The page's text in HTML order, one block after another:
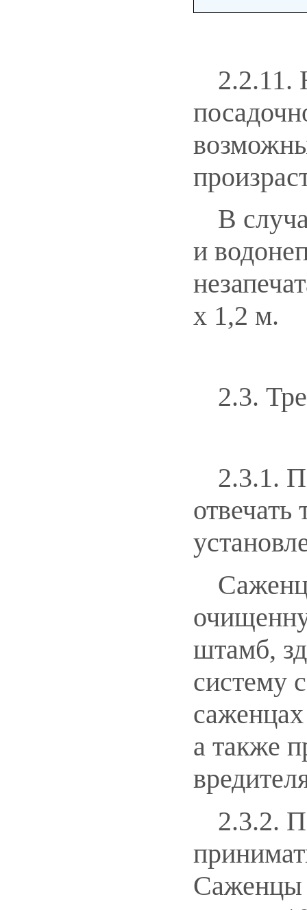
2.2.11.
В
и
x 1,2 м.
2.3.
2.3.1.
штамб,
систему
а также
2.3.2.
Саженцы